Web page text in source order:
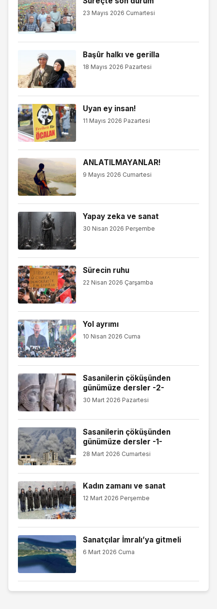
23 Mayıs 2026 Cumartesi
Başûr halkı ve gerilla
18 Mayıs 2026 Pazartesi
Uyan ey insan!
11 Mayıs 2026 Pazartesi
ANLATILMAYANLAR!
9 Mayıs 2026 Cumartesi
Yapay zeka ve sanat
30 Nisan 2026 Perşembe
Sürecin ruhu
22 Nisan 2026 Çarşamba
Yol ayrımı
10 Nisan 2026 Cuma
Sasanilerin çöküşünden
günümüze dersler -2-
30 Mart 2026 Pazartesi
Sasanilerin çöküşünden
günümüze dersler -1-
28 Mart 2026 Cumartesi
Kadın zamanı ve sanat
12 Mart 2026 Perşembe
Sanatçılar İmralı’ya gitmeli
6 Mart 2026 Cuma